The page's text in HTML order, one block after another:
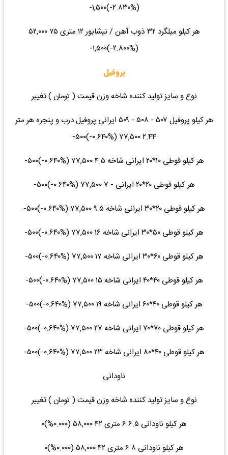
(‎-۲.۸۳۰%‌)‎-۱,۵۰۰‌
هر کیلو میلگرد ۳۲ ذوب آهن / نیشابور ۱۲ متری ۷۵ ۵۲,۰۰۰
(‎-۲.۸۰۰%‌)‎-۱,۵۰۰‌
پروفیل
نوع و سایز تولید کننده شاخه وزن قیمت ( تومان ) تغییر
هر کیلو پروفیل ۵۰۷ - ۵۰۸ - ۵۰۹ ایرانی پروفیل درب و پنجره هر متر
۲.۴۴ ۷۷,۵۰۰ (‎-۰.۶۴۰%‌)‎-۵۰۰‌
هر کیلو قوطی ۱۰*۲۰ ایرانی شاخه ۴.۵ ۷۷,۵۰۰ (‎-۰.۶۴۰%‌)‎-۵۰۰‌
هر کیلو قوطی ۲۰*۲۰ ایرانی - ۷ ۷۷,۵۰۰ (‎-۰.۶۴۰%‌)‎-۵۰۰‌
هر کیلو قوطی ۲۰*۳۰ ایرانی شاخه ۹.۵ ۷۷,۵۰۰ (‎-۰.۶۴۰%‌)‎-۵۰۰‌
هر کیلو قوطی ۵۰*۳۰ ایرانی شاخه ۱۶ ۷۷,۵۰۰ (‎-۰.۶۴۰%‌)‎-۵۰۰‌
هر کیلو قوطی ۶۰*۳۰ ایرانی شاخه ۱۷ ۷۷,۵۰۰ (‎-۰.۶۴۰%‌)‎-۵۰۰‌
هر کیلو قوطی ۴۰*۴۰ ایرانی شاخه ۱۵ ۷۷,۵۰۰ (‎-۰.۶۴۰%‌)‎-۵۰۰‌
هر کیلو قوطی ۴۰*۶۰ ایرانی شاخه ۱۹ ۷۷,۵۰۰ (‎-۰.۶۴۰%‌)‎-۵۰۰‌
هر کیلو قوطی ۷۰*۷۰ ایرانی شاخه ۲۷ ۷۷,۵۰۰ (‎-۰.۶۴۰%‌)‎-۵۰۰‌
هر کیلو قوطی ۴۰*۸۰ ایرانی شاخه ۲۳ ۷۷,۵۰۰ (‎-۰.۶۴۰%‌)‎-۵۰۰‌
ناودانی
نوع و سایز تولید کننده شاخه وزن قیمت ( تومان ) تغییر
هر کیلو ناودانی ۶.۵ ۶ متری ۴۲ ۵۸,۰۰۰ (۰.۰۰۰%)۰
هر کیلو ناودانی ۸ ۶ متری ۴۲ ۵۸,۰۰۰ (۰.۰۰۰%)۰